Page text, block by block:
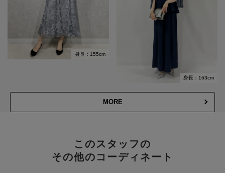
身長：155cm
身長：163cm
MORE
このスタッフの
その他のコーディネート